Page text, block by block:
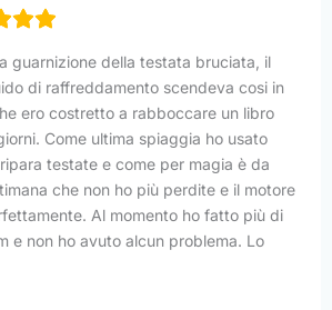
guarnizione della testata bruciata, il
di raffreddamento scendeva cosi in
ero costretto a rabboccare un libro
Come ultima spiaggia ho usato
testate e come per magia è da
che non ho più perdite e il motore
Al momento ho fatto più di
e non ho avuto alcun problema. Lo